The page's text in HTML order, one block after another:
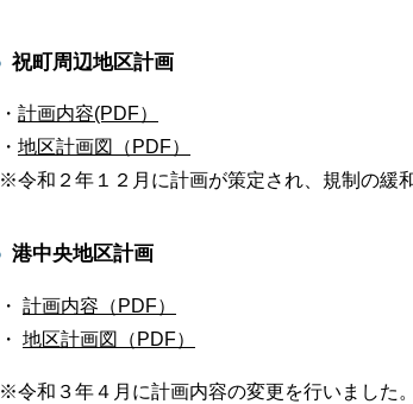
祝町周辺地区計画
・ 計画内容(PDF）
・ 地区計画図（PDF）
※令和２年１２月に計画が策定され、規制の緩
港中央地区計画
・ 計画内容（PDF）
・ 地区計画図（PDF）
※令和３年４月に計画内容の変更を行いました。